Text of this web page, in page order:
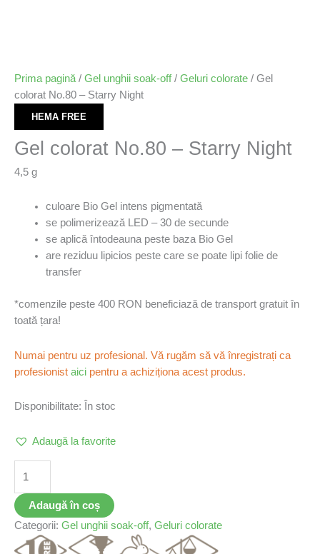
Prima pagină / Gel unghii soak-off/ Geluri colorate / Gel
colorat No.80 – Starry Night
HEMA FREE
Gel colorat No.80 – Starry Night
4,5 g
culoare Bio Gel intens pigmentată
se polimerizează LED – 30 de secunde
se aplică întodeauna peste baza Bio Gel
are reziduu lipicios peste care se poate lipi folie de
transfer
*comenzile peste 400 RON beneficiază de transport gratuit în
toată țara!
Numai pentru uz profesional. Vă rugăm să vă înregistrați ca
profesionist aici pentru a achiziționa acest produs.
Disponibilitate: În stoc
Adaugă la favorite
Adaugă în coș
Categorii: Gel unghii soak-off, Geluri colorate